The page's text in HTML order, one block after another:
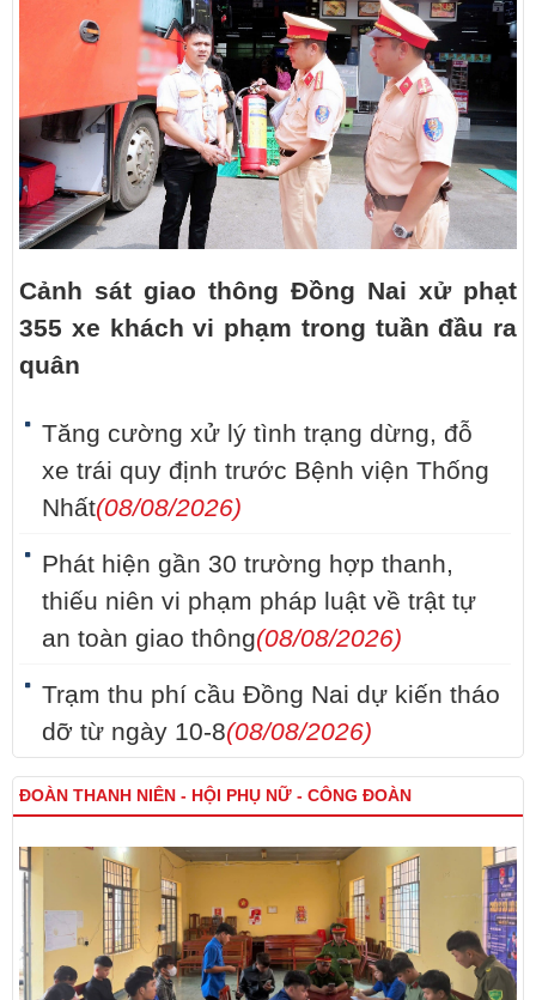
Cảnh sát giao thông Đồng Nai xử phạt
355 xe khách vi phạm trong tuần đầu ra
quân
Tăng cường xử lý tình trạng dừng, đỗ
xe trái quy định trước Bệnh viện Thống
Nhất(08/08/2026)
Phát hiện gần 30 trường hợp thanh,
thiếu niên vi phạm pháp luật về trật tự
an toàn giao thông(08/08/2026)
Trạm thu phí cầu Đồng Nai dự kiến tháo
dỡ từ ngày 10-8(08/08/2026)
ĐOÀN THANH NIÊN - HỘI PHỤ NỮ - CÔNG ĐOÀN